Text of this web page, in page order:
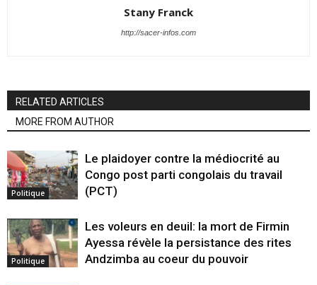
Stany Franck
http://sacer-infos.com
RELATED ARTICLES
MORE FROM AUTHOR
Politique
Le plaidoyer contre la médiocrité au
Congo post parti congolais du travail
(PCT)
Politique
Les voleurs en deuil: la mort de Firmin
Ayessa révèle la persistance des rites
Andzimba au coeur du pouvoir